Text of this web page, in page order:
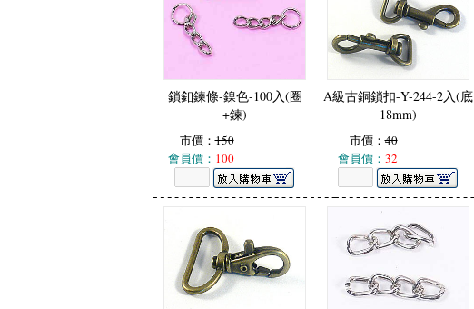
鎖釦鍊條-鎳色-100入(圈
+鍊)
市價：150
會員價： 100
A級古銅鎖扣-Y-244-2入(底
18mm)
市價：40
會員價： 32